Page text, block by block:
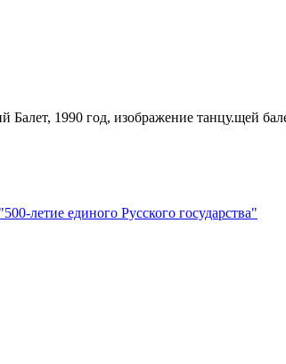
Балет, 1990 год, изображение танцу.щей
летие единого Русского государства"